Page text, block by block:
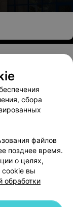
рекламы
договор
оплаты
сбора
файлов
позднее время.
о целях,
cookie вы
обработки